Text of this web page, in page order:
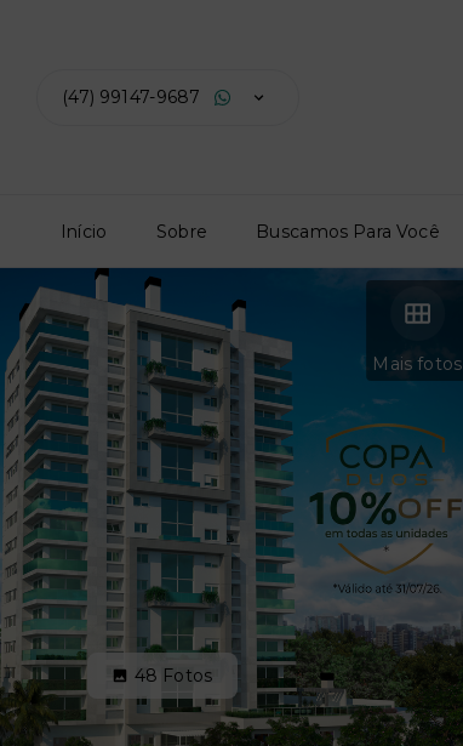
(47) 99147-9687
Início Sobre Buscamos Para Você
Mais fotos
48 Fotos